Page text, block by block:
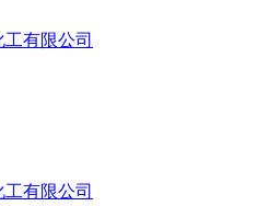
有限公司
有限公司